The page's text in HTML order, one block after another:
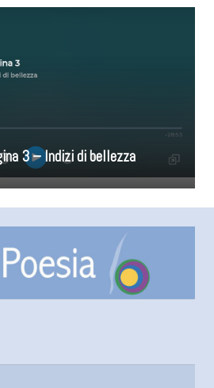
3 – Indizi di bellezza